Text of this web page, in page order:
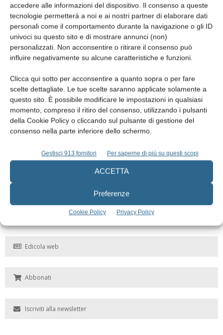
accedere alle informazioni del dispositivo. Il consenso a queste
tecnologie permetterà a noi e ai nostri partner di elaborare dati
personali come il comportamento durante la navigazione o gli ID
univoci su questo sito e di mostrare annunci (non)
personalizzati. Non acconsentire o ritirare il consenso può
influire negativamente su alcune caratteristiche e funzioni.
Clicca qui sotto per acconsentire a quanto sopra o per fare
scelte dettagliate. Le tue scelte saranno applicate solamente a
questo sito. È possibile modificare le impostazioni in qualsiasi
momento, compreso il ritiro del consenso, utilizzando i pulsanti
della Cookie Policy o cliccando sul pulsante di gestione del
consenso nella parte inferiore dello schermo.
Gestisci 913 fornitori Per saperne di più su questi scopi
ACCETTA
Preferenze
Cookie Policy Privacy Policy
21 Dicembre 2021
1 2
EDICOLA
Edicola web
Abbonati
Iscriviti alla newsletter